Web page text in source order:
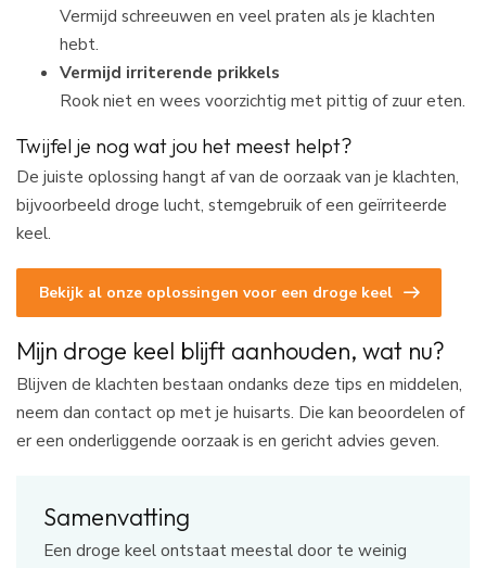
Vermijd schreeuwen en veel praten als je klachten
hebt.
Vermijd irriterende prikkels
Rook niet en wees voorzichtig met pittig of zuur eten.
Twijfel je nog wat jou het meest helpt?
De juiste oplossing hangt af van de oorzaak van je klachten,
bijvoorbeeld droge lucht, stemgebruik of een geïrriteerde
keel.
Bekijk al onze oplossingen voor een droge keel
Mijn droge keel blijft aanhouden, wat nu?
Blijven de klachten bestaan ondanks deze tips en middelen,
neem dan contact op met je huisarts. Die kan beoordelen of
er een onderliggende oorzaak is en gericht advies geven.
Samenvatting
Een droge keel ontstaat meestal door te weinig